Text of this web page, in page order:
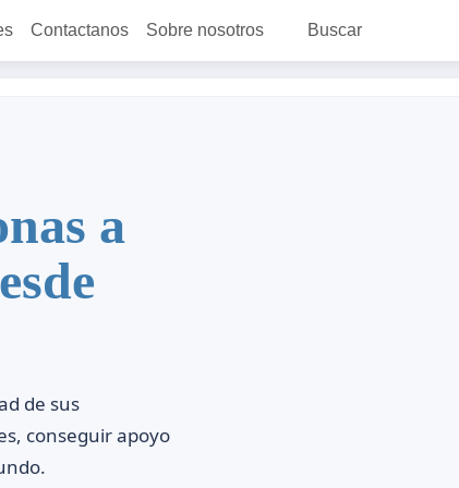
Contactanos Sobre nosotros Buscar
a
de sus
conseguir apoyo